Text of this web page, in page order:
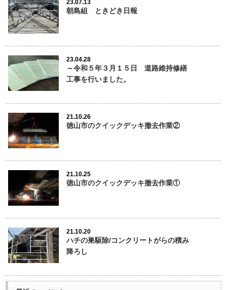
23.07.13
朝島組 ときどき日報
23.04.28
～令和５年３月１５日 道路維持修繕
工事を行いました。
21.10.26
徳山市のクイックデッキ撤去作業②
21.10.25
徳山市のクイックデッキ撤去作業①
21.10.20
ハチの巣駆除/コンクリートがらの積み
降ろし